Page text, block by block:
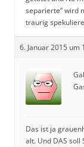
separierte“ wird
traurig
6. Januar 2015 um
Das ist ja
alt. Und DAS soll